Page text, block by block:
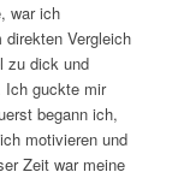
war ich
Vergleich
zu dick und
Ich guckte mir
begann ich,
motivieren und
Zeit war meine